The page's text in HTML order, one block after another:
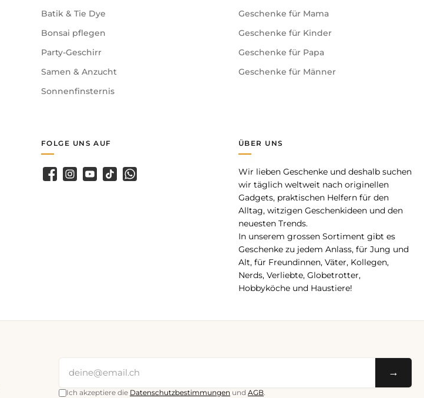
Batik & Tie Dye
Bonsai pflegen
Party-Geschirr
Samen & Anzucht
Sonnenfinsternis
Geschenke für Mama
Geschenke für Kinder
Geschenke für Papa
Geschenke für Männer
ÜBER UNS
Wir lieben Geschenke und deshalb suchen
wir täglich weltweit nach originellen
Gadgets, praktischen Helfern für den
Alltag, witzigen Geschenkideen und den
neuesten Trends.
In unserem grossen Sortiment gibt es
Geschenke zu jedem Anlass, für Jung und
Alt, für Freundinnen, Väter, Kollegen,
Nerds, Verliebte, Globetrotter,
Hobbyköche und Haustiere!
FOLGE UNS AUF
Facebook
Instagram
YouTubeTikTokWhatsApp
→
Ich akzeptiere die Datenschutzbestimmungen undAGB